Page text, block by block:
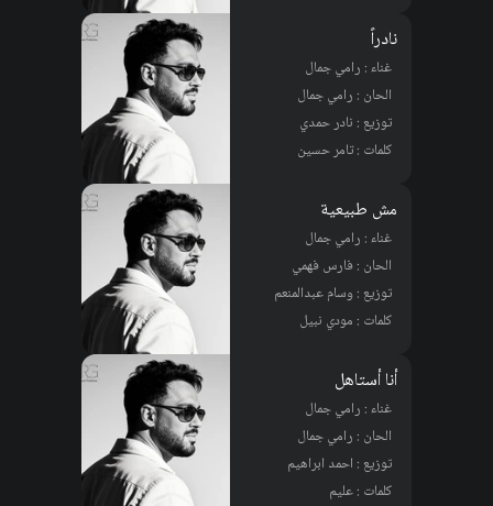
نادراً
غناء : رامي جمال
الحان : رامي جمال
توزيع : نادر حمدي
كلمات : تامر حسين
مش طبيعية
غناء : رامي جمال
الحان : فارس فهمي
توزيع : وسام عبدالمنعم
كلمات : مودي نبيل
أنا أستاهل
غناء : رامي جمال
الحان : رامي جمال
توزيع : احمد ابراهيم
كلمات : عليم